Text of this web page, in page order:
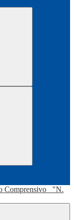
Comprensivo
"N.